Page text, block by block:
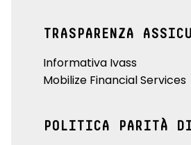
TRASPARENZA
Informativa Ivass
Mobilize Financial Services
POLITICA PARITÀ DI